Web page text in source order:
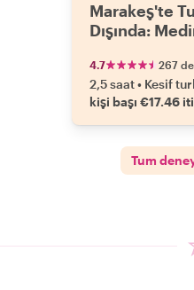
Marakeş'te
Dışında:
4.7 267
2,5 saat• Kesif
kişi başı €17.46
Tum